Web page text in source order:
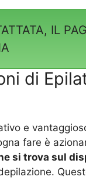
IL
di
e
fare è
si trova sul